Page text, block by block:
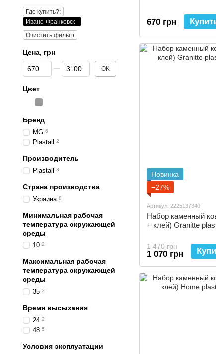
670 грн
Новинка
−27%
Артикул: 2225137340
Набор каменный
+ клей) Granitte
1 470 грн
1 070 грн
Где купить?:
Ивано-Франковск
Очистить фильтр
Цена, грн
От Цена, грн
До Цена, грн OK
Цвет
Бренд
MG 6
Plastall 2
Производитель
Plastall 3
Страна производства
Украина 8
Минимальная рабочая
температура окружающей
среды
10 2
Максимальная рабочая
температура окружающей
среды
35 2
Время высыхания
24 2
48 5
Условия эксплуатации